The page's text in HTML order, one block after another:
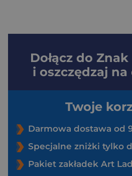
Dołącz do Znak
i oszczędzaj
Twoje
Darmowa dostawa od
Specjalne zniżki tylko
Pakiet zakładek Art